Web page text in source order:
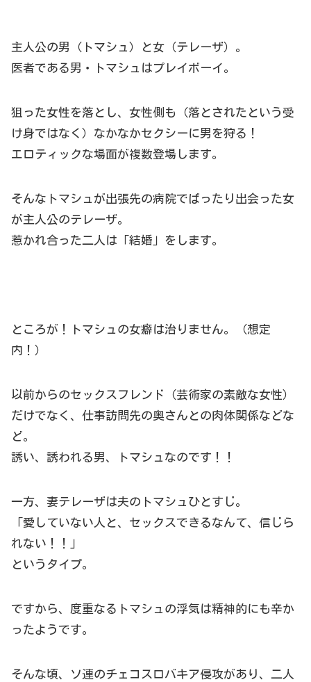
主人公の男（トマシュ）と女（テレーザ）。
医者である男・トマシュはプレイボーイ。
狙った女性を落とし、女性側も（落とされたという受
け身ではなく）なかなかセクシーに男を狩る！
エロティックな場面が複数登場します。
そんなトマシュが出張先の病院でばったり出会った女
が主人公のテレーザ。
惹かれ合った二人は「結婚」をします。
ところが！トマシュの女癖は治りません。（想定
内！）
以前からのセックスフレンド（芸術家の素敵な女性）
だけでなく、仕事訪問先の奥さんとの肉体関係などな
ど。
誘い、誘われる男、トマシュなのです！！
一方、妻テレーザは夫のトマシュひとすじ。
「愛していない人と、セックスできるなんて、信じら
れない！！」
というタイプ。
ですから、度重なるトマシュの浮気は精神的にも辛か
ったようです。
そんな頃、ソ連のチェコスロバキア侵攻があり、二人